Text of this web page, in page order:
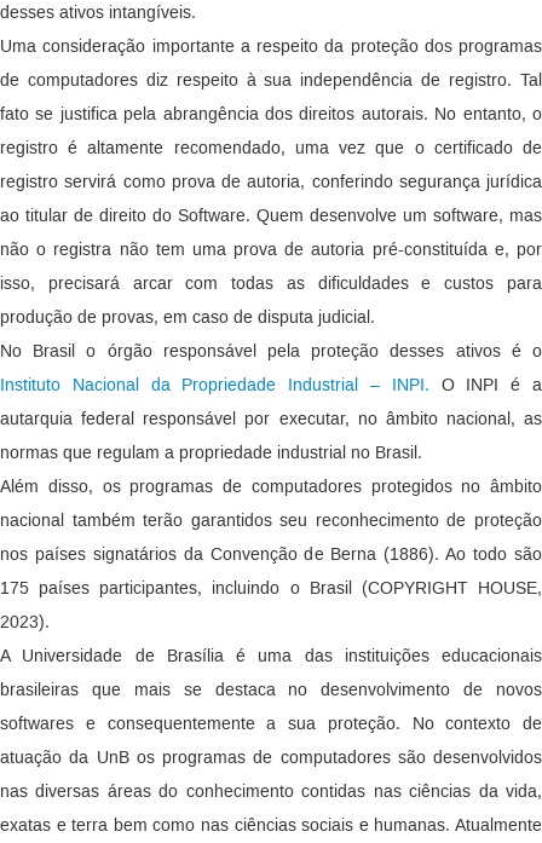
desses ativos intangíveis.
Uma consideração importante a respeito da proteção dos programas
de computadores diz respeito à sua independência de registro. Tal
fato se justifica pela abrangência dos direitos autorais. No entanto, o
registro é altamente recomendado, uma vez que o certificado de
registro servirá como prova de autoria, conferindo segurança jurídica
ao titular de direito do Software. Quem desenvolve um software, mas
não o registra não tem uma prova de autoria pré-constituída e, por
isso, precisará arcar com todas as dificuldades e custos para
produção de provas, em caso de disputa judicial.
No Brasil o órgão responsável pela proteção desses ativos é o
Instituto Nacional da Propriedade Industrial – INPI. O INPI é a
autarquia federal responsável por executar, no âmbito nacional, as
normas que regulam a propriedade industrial no Brasil.
Além disso, os programas de computadores protegidos no âmbito
nacional também terão garantidos seu reconhecimento de proteção
nos países signatários da Convenção de Berna (1886). Ao todo são
175 países participantes, incluindo o Brasil (COPYRIGHT HOUSE,
2023).
A Universidade de Brasília é uma das instituições educacionais
brasileiras que mais se destaca no desenvolvimento de novos
softwares e consequentemente a sua proteção. No contexto de
atuação da UnB os programas de computadores são desenvolvidos
nas diversas áreas do conhecimento contidas nas ciências da vida,
exatas e terra bem como nas ciências sociais e humanas. Atualmente